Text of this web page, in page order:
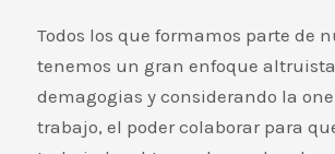
Todos los que formamos parte de
tenemos un gran enfoque
demagogias y considerando la
trabajo, el poder colaborar para